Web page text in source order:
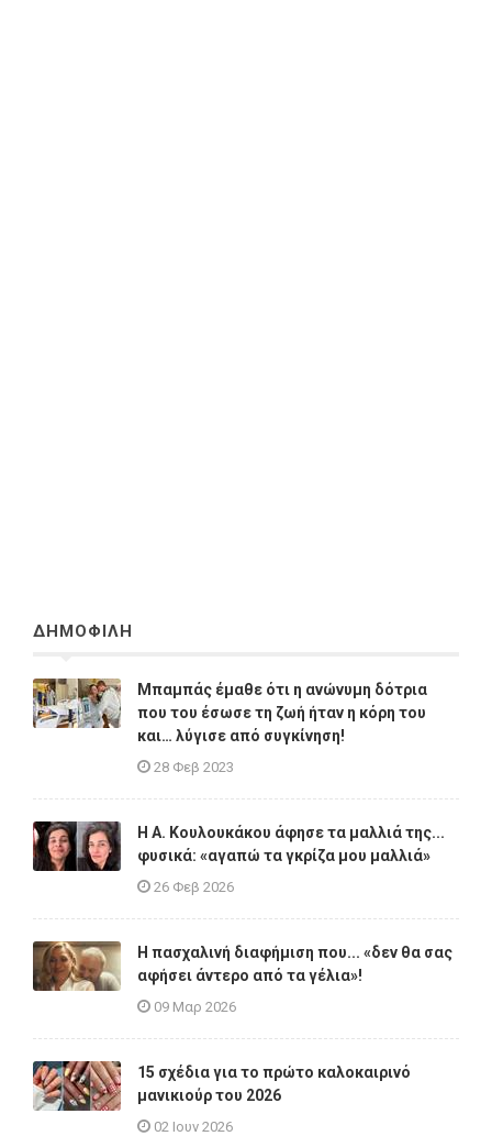
ΔΗΜΟΦΙΛΗ
Μπαμπάς έμαθε ότι η ανώνυμη δότρια
που του έσωσε τη ζωή ήταν η κόρη του
και… λύγισε από συγκίνηση!
28 Φεβ 2023
Η A. Κουλουκάκου άφησε τα μαλλιά της...
φυσικά: «αγαπώ τα γκρίζα μου μαλλιά»
26 Φεβ 2026
Η πασχαλινή διαφήμιση που... «δεν θα σας
αφήσει άντερο από τα γέλια»!
09 Μαρ 2026
15 σχέδια για το πρώτο καλοκαιρινό
μανικιούρ του 2026
02 Ιουν 2026